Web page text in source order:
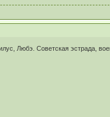
Любэ. Советская эстрада,